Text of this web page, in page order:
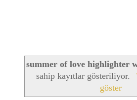
summer of love highlighter
sahip kayıtlar gösteriliyor.
göster